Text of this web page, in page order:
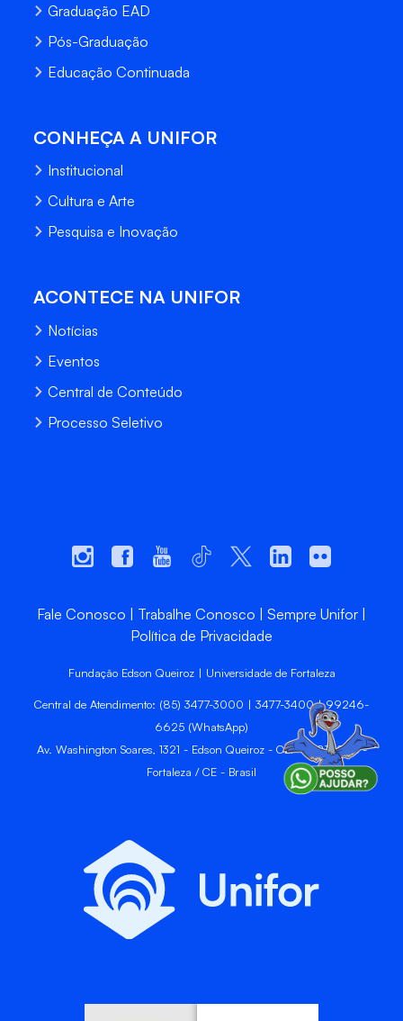
Graduação EAD
Pós-Graduação
Educação Continuada
CONHEÇA A UNIFOR
Institucional
Cultura e Arte
Pesquisa e Inovação
ACONTECE NA UNIFOR
Notícias
Eventos
Central de Conteúdo
Processo Seletivo
Fale Conosco Trabalhe Conosco
Sempre Unifor
Política de Privacidade
Fundação Edson Queiroz | Universidade de Fortaleza
Central de Atendimento: (85) 3477-3000 | 3477-3400 | 99246-
6625 (WhatsApp)
Av. Washington Soares, 1321 - Edson Queiroz - CEP 60811-905 -
Fortaleza / CE - Brasil